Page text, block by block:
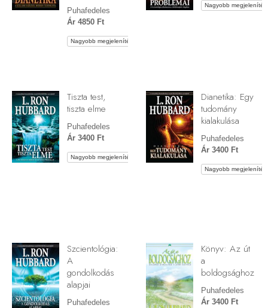
Puhafedeles
Ár 4850 Ft
Nagyobb megjelenítés
Nagyobb megjelenítés
Tiszta test,
tiszta elme
Puhafedeles
Ár 3400 Ft
Nagyobb megjelenítés
Dianetika: Egy
tudomány
kialakulása
Puhafedeles
Ár 3400 Ft
Nagyobb megjelenítés
Szcientológia:
A
gondolkodás
alapjai
Puhafedeles
Könyv: Az út
a
boldogsághoz
Puhafedeles
Ár 3400 Ft